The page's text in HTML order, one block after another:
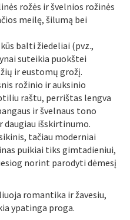
rožės ir švelnios rožinės
meilę, šilumą bei
balti žiedeliai (pvz.,
suteikia puokštei
ir eustomų grožį.
rožinio ir auksinio
raštu, perrištas lengva
ir švelnaus tono
daugiau išskirtinumo.
tačiau moderniai
puikiai tiks gimtadieniui,
norint parodyti dėmesį
romantika ir žavesiu,
ypatinga proga.